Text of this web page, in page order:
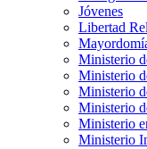
Jóvenes
Libertad
Ministerio
Ministerio
Ministerio
Ministerio
Ministerio
Ministerio